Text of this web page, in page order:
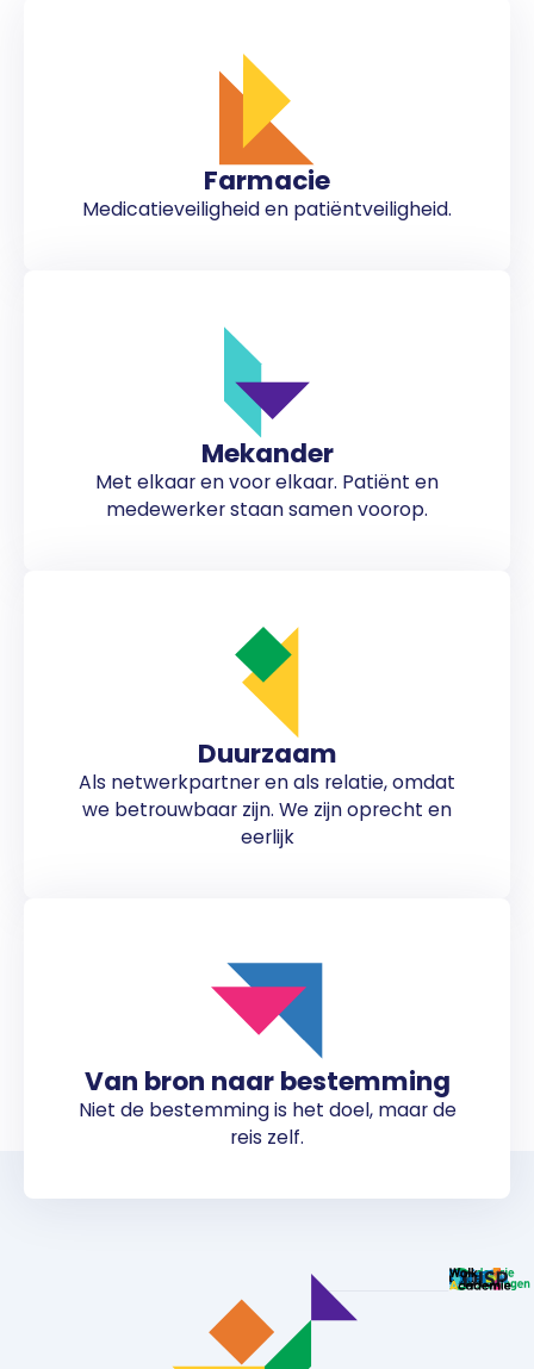
Farmacie
Medicatieveiligheid en patiëntveiligheid.
Mekander
Met elkaar en voor elkaar. Patiënt en
medewerker staan samen voorop.
Duurzaam
Als netwerkpartner en als relatie, omdat
we betrouwbaar zijn. We zijn oprecht en
eerlijk
Van bron naar bestemming
Niet de bestemming is het doel, maar de
reis zelf.